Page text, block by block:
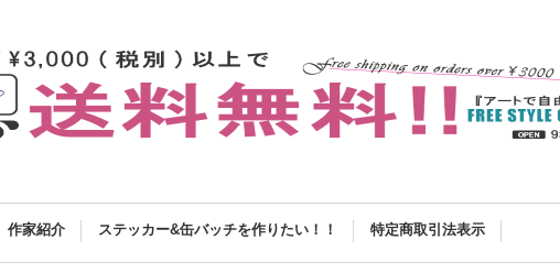
作家紹介 ステッカー&缶バッチを作りたい！！ 特定商取引法表示